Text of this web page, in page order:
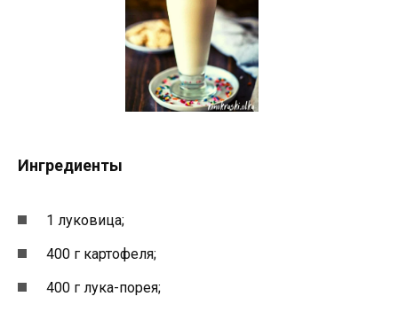
Ингредиенты
1 луковица;
400 г картофеля;
400 г лука-порея;